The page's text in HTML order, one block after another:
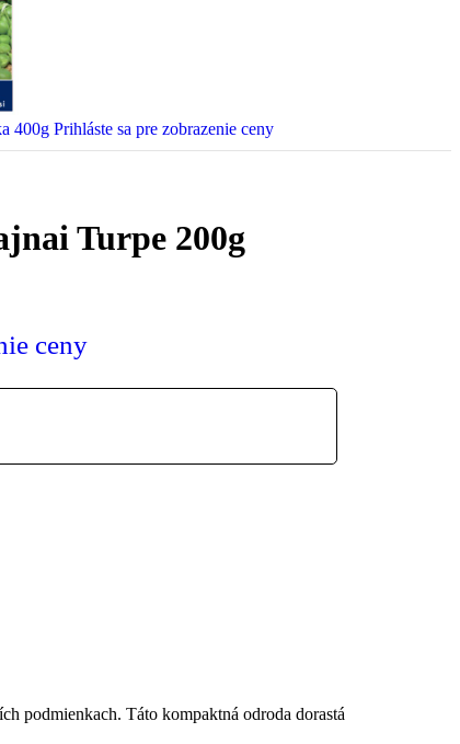
400g Prihláste sa pre zobrazenie ceny
Turpe 200g
ceny
podmienkach. Táto kompaktná odroda dorastá